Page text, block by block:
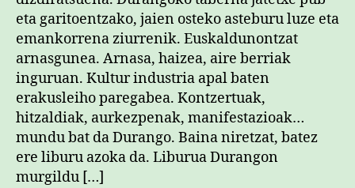
eta garitoentzako, jaien osteko asteburu luze eta
emankorrena ziurrenik. Euskaldunontzat
arnasgunea. Arnasa, haizea, aire berriak
inguruan. Kultur industria apal baten
erakusleiho paregabea. Kontzertuak,
hitzaldiak, aurkezpenak, manifestazioak…
mundu bat da Durango. Baina niretzat, batez
ere liburu azoka da. Liburua Durangon
murgildu […]